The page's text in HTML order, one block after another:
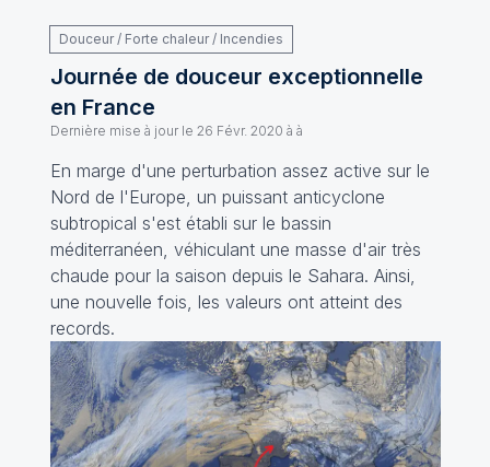
Douceur / Forte chaleur / Incendies
Journée de douceur exceptionnelle
en France
Dernière mise à jour le 26 Févr. 2020 à à
En marge d'une perturbation assez active sur le
Nord de l'Europe, un puissant anticyclone
subtropical s'est établi sur le bassin
méditerranéen, véhiculant une masse d'air très
chaude pour la saison depuis le Sahara. Ainsi,
une nouvelle fois, les valeurs ont atteint des
records.